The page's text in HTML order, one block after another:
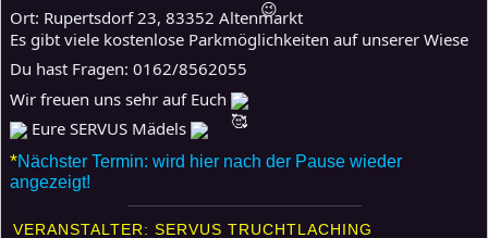
Ort: Rupertsdorf 23, 83352 Altenmarkt
Es gibt viele kostenlose Parkmöglichkeiten auf unserer Wiese
Du hast Fragen: 0162/8562055
Wir freuen uns sehr auf Euch
Eure SERVUS Mädels
*Nächster Termin: wird hier nach der Pause wieder
angezeigt!
VERANSTALTER: SERVUS TRUCHTLACHING